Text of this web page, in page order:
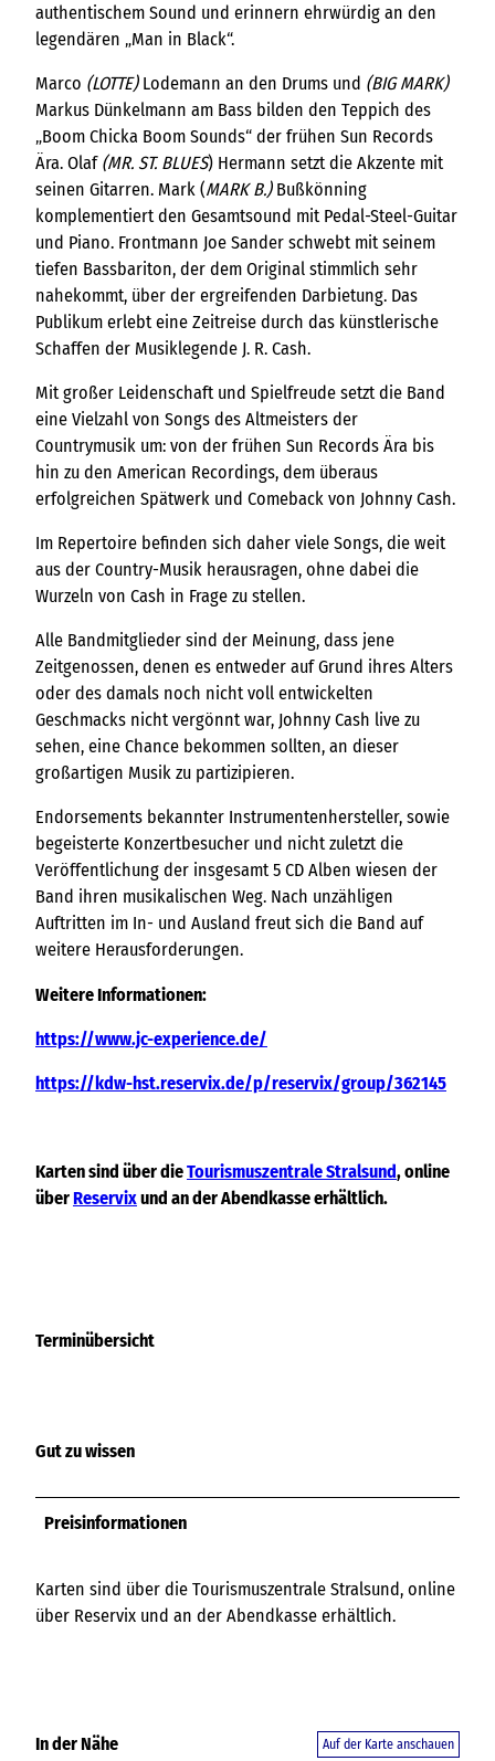
authentischem Sound und erinnern ehrwürdig an den
legendären „Man in Black“.
Marco (LOTTE)Lodemann an den Drums und (BIG MARK)
Markus Dünkelmann am Bass bilden den Teppich des
„Boom Chicka Boom Sounds“ der frühen Sun Records
Ära. Olaf (MR. ST. BLUES) Hermann setzt die Akzente mit
seinen Gitarren. Mark (MARK B.)Bußkönning
komplementiert den Gesamtsound mit Pedal-Steel-Guitar
und Piano. Frontmann Joe Sander schwebt mit seinem
tiefen Bassbariton, der dem Original stimmlich sehr
nahekommt, über der ergreifenden Darbietung. Das
Publikum erlebt eine Zeitreise durch das künstlerische
Schaffen der Musiklegende J. R. Cash.
Mit großer Leidenschaft und Spielfreude setzt die Band
eine Vielzahl von Songs des Altmeisters der
Countrymusik um: von der frühen Sun Records Ära bis
hin zu den American Recordings, dem überaus
erfolgreichen Spätwerk und Comeback von Johnny Cash.
Im Repertoire befinden sich daher viele Songs, die weit
aus der Country-Musik herausragen, ohne dabei die
Wurzeln von Cash in Frage zu stellen.
Alle Bandmitglieder sind der Meinung, dass jene
Zeitgenossen, denen es entweder auf Grund ihres Alters
oder des damals noch nicht voll entwickelten
Geschmacks nicht vergönnt war, Johnny Cash live zu
sehen, eine Chance bekommen sollten, an dieser
großartigen Musik zu partizipieren.
Endorsements bekannter Instrumentenhersteller, sowie
begeisterte Konzertbesucher und nicht zuletzt die
Veröffentlichung der insgesamt 5 CD Alben wiesen der
Band ihren musikalischen Weg. Nach unzähligen
Auftritten im In- und Ausland freut sich die Band auf
weitere Herausforderungen.
Weitere Informationen:
https://www.jc-experience.de/
https://kdw-hst.reservix.de/p/reservix/group/362145
Karten sind über dieTourismuszentrale Stralsund, online
überReservixund an der Abendkasse erhältlich.
Terminübersicht
Gut zu wissen
Preisinformationen
Karten sind über die Tourismuszentrale Stralsund, online
über Reservix und an der Abendkasse erhältlich.
In der Nähe Auf der Karte anschauen